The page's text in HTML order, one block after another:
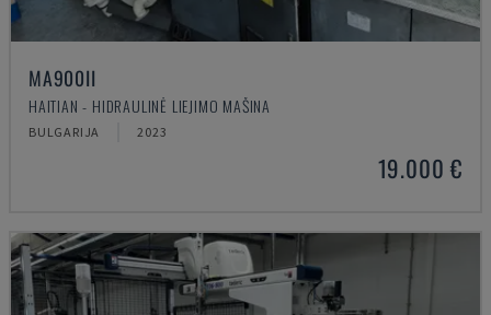
MA900ІІ
HAITIAN - HIDRAULINĖ LIEJIMO MAŠINA
BULGARIJA 2023
19.000 €